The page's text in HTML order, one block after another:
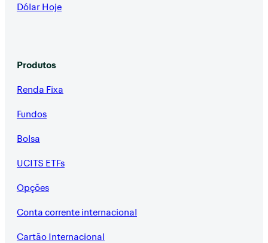
Dólar Hoje
Produtos
Renda Fixa
Fundos
Bolsa
UCITS ETFs
Opções
Conta corrente internacional
Cartão Internacional